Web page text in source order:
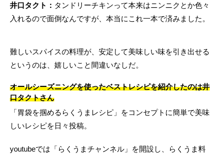
井口タクト： タンドリーチキンって本来はニンニクとか色々
入れるので面倒なんですが、本当にこれ一本で済みました。
難しいスパイスの料理が、安定して美味しい味を引き出せる
というのは、嬉しいこと間違いなしだ。
オールシーズニングを使ったベストレシピを紹介したのは井
口タクトさん
「胃袋を掴めるらくうまレシピ」をコンセプトに簡単で美味
しいレシピを日々投稿。
youtubeでは「らくうまチャンネル」を開設し、らくうま料